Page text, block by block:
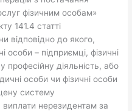
фізичним особам»
141.4 статті
відповідно до якого,
особи – підприємці, фізичні
професійну діяльність, або
особи чи фізичні особи
систему
виплати нерезидентам за